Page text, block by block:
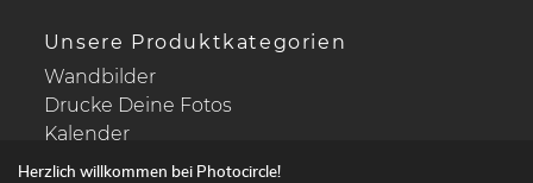
Unsere Produktkategorien
Wandbilder
Drucke Deine Fotos
Kalender
Herzlich willkommen bei Photocircle!